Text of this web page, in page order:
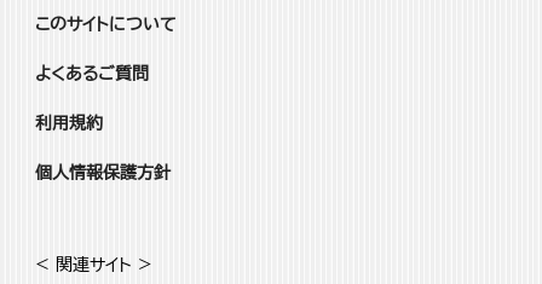
このサイトについて
よくあるご質問
利用規約
個人情報保護方針
< 関連サイト >